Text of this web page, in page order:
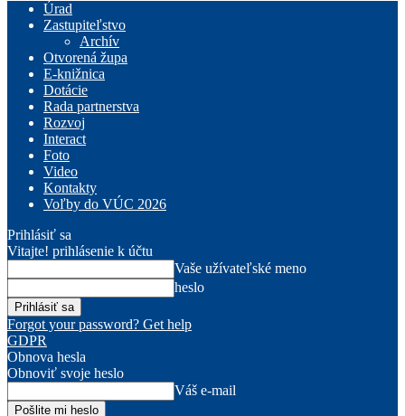
Úrad
Zastupiteľstvo
Archív
Otvorená župa
E-knižnica
Dotácie
Rada partnerstva
Rozvoj
Interact
Foto
Video
Kontakty
Voľby do VÚC 2026
Prihlásiť sa
Vitajte! prihlásenie k účtu
Vaše užívateľské meno
heslo
Forgot your password? Get help
GDPR
Obnova hesla
Obnoviť svoje heslo
Váš e-mail